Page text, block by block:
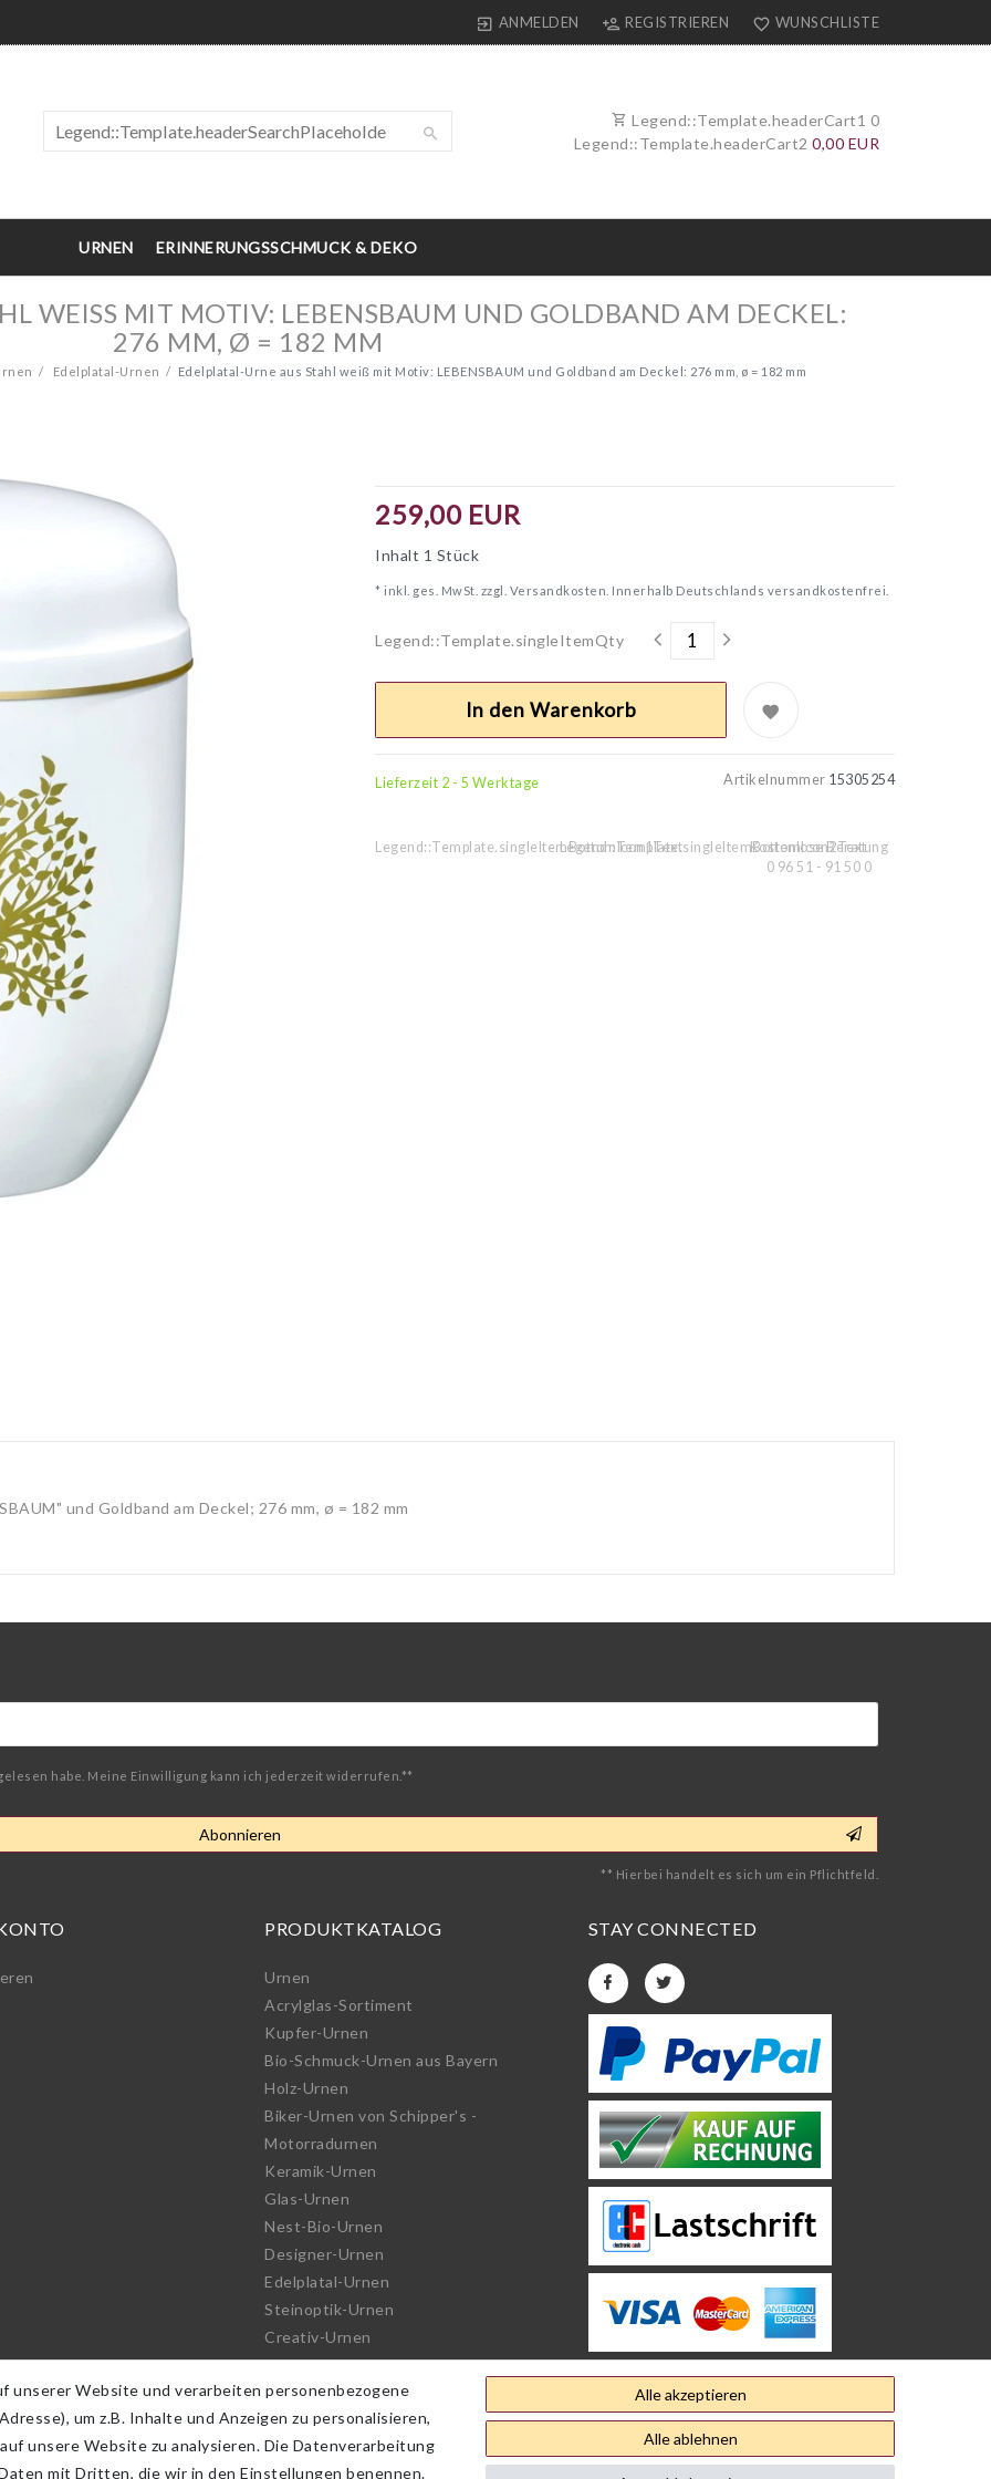
ANMELDEN REGISTRIEREN WUNSCHLISTE
Legend::Template.headerCart1 0
Legend::Template.headerCart2 0,00 EUR
URNEN ERINNERUNGSSCHMUCK & DEKO
WEISS MIT MOTIV: LEBENSBAUM UND GOLDBAND AM DECKEL: 2
76 MM, Ø = 182 MM
Edelplatal-Urnen Edelplatal-Urne aus Stahl weiß mit Motiv: LEBENSBAUM und Goldband am Deckel: 276 mm, ø = 182 mm
259,00 EUR
Inhalt 1 Stück
* inkl. ges. MwSt. zzgl. Versandkosten. Innerhalb Deutschlands versandkostenfrei.
Legend::Template.singleItemQty
In den Warenkorb
Lieferzeit 2 - 5 Werktage Artikelnummer 15305254
Legend::Template.singleItemBottomIcon1TextLegend::Template.singleItemBottomIcon2Text
Kostenlose Beratung
0 96 51 - 91 50 0
und Goldband am Deckel; 276 mm, ø = 182 mm
habe. Meine Einwilligung kann ich jederzeit widerrufen.**
Abonnieren
** Hierbei handelt es sich um ein Pflichtfeld.
PRODUKTKATALOG
Urnen
Acrylglas-Sortiment
Kupfer-Urnen
Bio-Schmuck-Urnen aus Bayern
Holz-Urnen
Biker-Urnen von Schipper's -
Motorradurnen
Keramik-Urnen
Glas-Urnen
Nest-Bio-Urnen
Designer-Urnen
Edelplatal-Urnen
Steinoptik-Urnen
Creativ-Urnen
See-Urnen
Bio-Urnen
Haute Couture Urnen
STAY CONNECTED
unserer Website und verarbeiten personenbezogene
um z.B. Inhalte und Anzeigen zu personalisieren,
unsere Website zu analysieren. Die Datenverarbeitung
mit Dritten, die wir in den Einstellungen benennen.
Alle akzeptieren
Alle ablehnen